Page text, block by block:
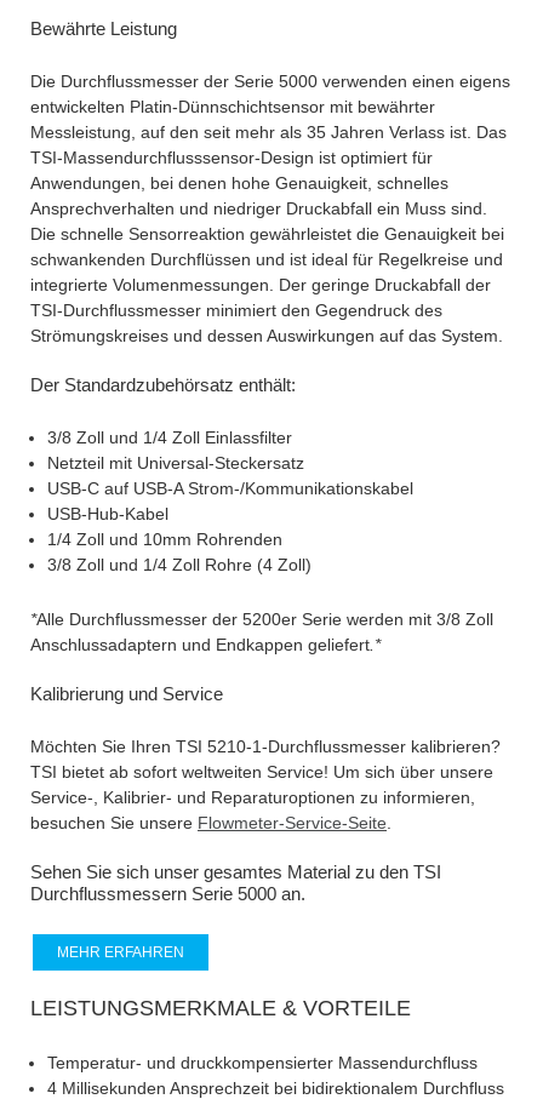
Bewährte Leistung
Die Durchflussmesser der Serie 5000 verwenden einen eigens
entwickelten Platin-Dünnschichtsensor mit bewährter
Messleistung, auf den seit mehr als 35 Jahren Verlass ist. Das
TSI-Massendurchflusssensor-Design ist optimiert für
Anwendungen, bei denen hohe Genauigkeit, schnelles
Ansprechverhalten und niedriger Druckabfall ein Muss sind.
Die schnelle Sensorreaktion gewährleistet die Genauigkeit bei
schwankenden Durchflüssen und ist ideal für Regelkreise und
integrierte Volumenmessungen. Der geringe Druckabfall der
TSI-Durchflussmesser minimiert den Gegendruck des
Strömungskreises und dessen Auswirkungen auf das System.
Der Standardzubehörsatz enthält:
3/8 Zoll und 1/4 Zoll Einlassfilter
Netzteil mit Universal-Steckersatz
USB-C auf USB-A Strom-/Kommunikationskabel
USB-Hub-Kabel
1/4 Zoll und 10mm Rohrenden
3/8 Zoll und 1/4 Zoll Rohre (4 Zoll)
*Alle Durchflussmesser der 5200er Serie werden mit 3/8 Zoll
Anschlussadaptern und Endkappen geliefert .*
Kalibrierung und Service
Möchten Sie Ihren TSI 5210-1-Durchflussmesser kalibrieren?
TSI bietet ab sofort weltweiten Service! Um sich über unsere
Service-, Kalibrier- und Reparaturoptionen zu informieren,
besuchen Sie unsere Flowmeter-Service-Seite
Sehen Sie sich unser gesamtes Material zu den TSI
Durchflussmessern Serie 5000 an.
MEHR ERFAHREN
LEISTUNGSMERKMALE & VORTEILE
Temperatur- und druckkompensierter Massendurchfluss
4 Millisekunden Ansprechzeit bei bidirektionalem Durchfluss